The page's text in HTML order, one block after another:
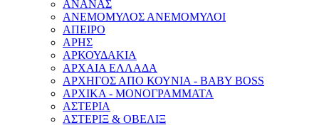
ΑΝΑΝΑΣ
ΑΝΕΜΟΜΥΛΟΣ ΑΝΕΜΟΜΥΛΟΙ
ΑΠΕΙΡΟ
ΑΡΗΣ
ΑΡΚΟΥΔΑΚΙΑ
ΑΡΧΑΙΑ ΕΛΛΑΔΑ
ΑΡΧΗΓΟΣ ΑΠΟ ΚΟΥΝΙΑ - BABY BOSS
ΑΡΧΙΚΑ - ΜΟΝΟΓΡΑΜΜΑΤΑ
ΑΣΤΕΡΙΑ
ΑΣΤΕΡΙΞ & ΟΒΕΛΙΞ